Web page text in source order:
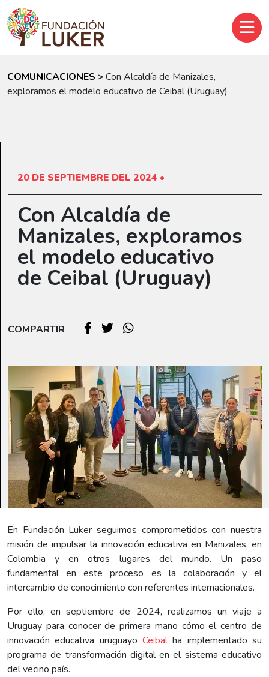
Skip to main content
COMUNICACIONES >Con Alcaldía de Manizales,
exploramos el modelo educativo de Ceibal (Uruguay)
20 DE SEPTIEMBRE DEL 2024 •
Con Alcaldía de
Manizales, exploramos
el modelo educativo
de Ceibal (Uruguay)
COMPARTIR
En Fundación Luker seguimos comprometidos con nuestra
misión de impulsar la innovación educativa en Manizales, en
Colombia y en otros lugares del mundo. Un paso
fundamental en este proceso es la colaboración y el
intercambio de conocimiento con referentes internacionales.
Por ello, en septiembre de 2024, realizamos un viaje a
Uruguay para conocer de primera mano cómo el centro de
innovación educativa uruguayo Ceibalha implementado su
programa de transformación digital en el sistema educativo
del vecino país.